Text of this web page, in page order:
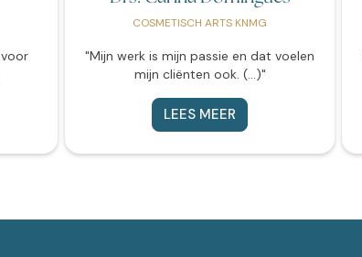
COSMETISCH ARTS KNMG
"Mijn werk is mijn passie en dat voelen
mijn cliënten ook. (...)"
LEES MEER